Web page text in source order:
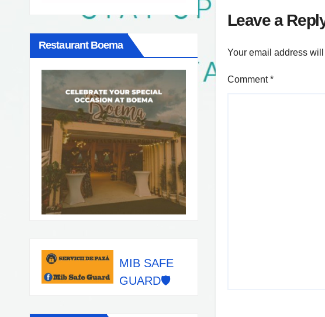
Restaurant Boema
MIB SAFE
GUARD🛡️
Leave a
Your email address
Comment*